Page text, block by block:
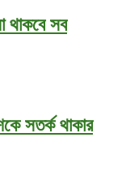
থাকবে সব
সতর্ক থাকার